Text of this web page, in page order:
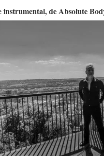
instrumental, deAbsolute